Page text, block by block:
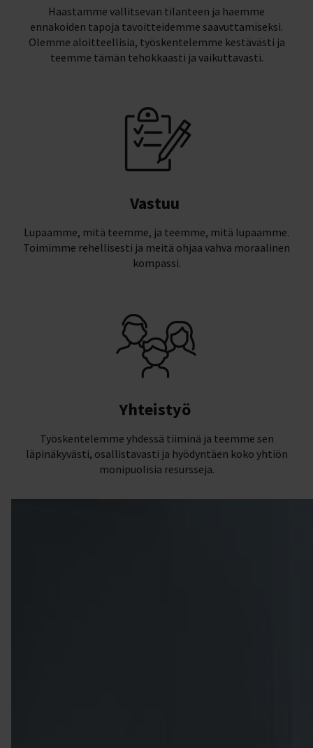
Haastamme vallitsevan tilanteen ja haemme
ennakoiden tapoja tavoitteidemme saavuttamiseksi.
Olemme aloitteellisia, työskentelemme kestävästi ja
teemme tämän tehokkaasti ja vaikuttavasti.​
Vastuu
Lupaamme, mitä teemme, ja teemme, mitä lupaamme.
Toimimme rehellisesti ja meitä ohjaa vahva moraalinen
kompassi.​
Yhteistyö
Työskentelemme yhdessä tiiminä ja teemme sen
läpinäkyvästi, osallistavasti ja hyödyntäen koko yhtiön
monipuolisia resursseja.